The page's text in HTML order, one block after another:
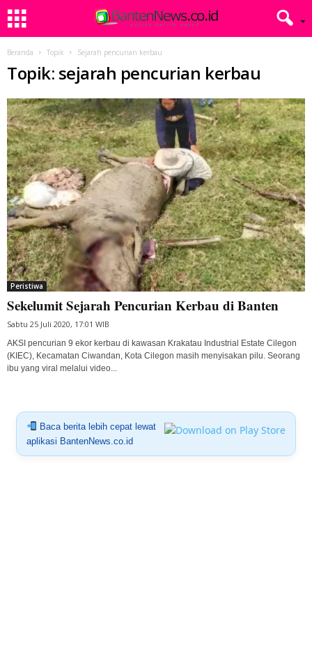
Beranda Topik Sejarah pencurian kerbau
Topik: sejarah pencurian kerbau
Peristiwa
Sekelumit Sejarah Pencurian Kerbau di Banten
Sabtu 25 Juli 2020, 17:01 WIB
AKSI pencurian 9 ekor kerbau di kawasan Krakatau Industrial Estate Cilegon
(KIEC), Kecamatan Ciwandan, Kota Cilegon masih menyisakan pilu. Seorang
ibu yang viral melalui video...
Baca berita lebih cepat lewat
aplikasi BantenNews.co.id